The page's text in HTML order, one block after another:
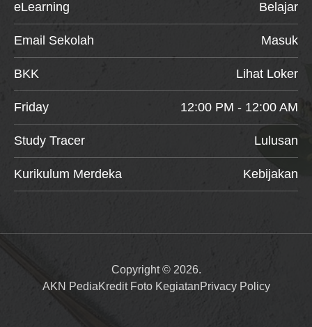
eLearning Belajar
Email Sekolah Masuk
BKK Lihat Loker
Friday 12:00 PM - 12:00 AM
Study Tracer Lulusan
Kurikulum Merdeka Kebijakan
Copyright © 2026.
AKN PediaKredit Foto KegiatanPrivacy Policy